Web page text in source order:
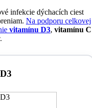
infekcie dýchacích ciest
Na podporu celkovej
vitamínu D3, vitamínu C